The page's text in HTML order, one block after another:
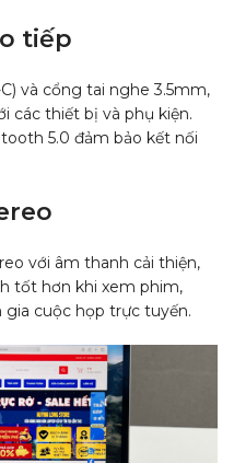
tiếp
và cổng tai nghe 3.5mm,
các thiết bị và phụ kiện.
5.0 đảm bảo kết nối
với âm thanh cải thiện,
tốt hơn khi xem phim,
cuộc họp trực tuyến.